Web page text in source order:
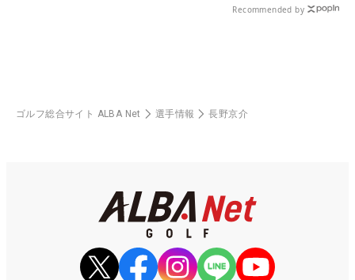
Recommended by
ゴルフ総合サイト ALBA Net 選手情報 長野京介